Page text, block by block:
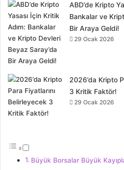
ABD’de Kripto
Bankalar ve
Bir Araya Geldi!
29 Ocak 2026
2026’da Kripto
3 Kritik Faktör!
29 Ocak 2026
Büyük Borsalar Büyük